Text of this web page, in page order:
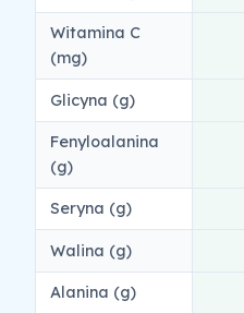
Witamina C
(mg)
Glicyna (g)
Fenyloalanina
(g)
Seryna (g)
Walina (g)
Alanina (g)